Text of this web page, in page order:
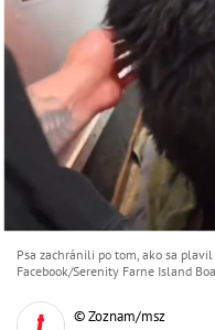
Psa zachránili po tom, ako sa
Facebook/Serenity Farne Island
© Zoznam/msz